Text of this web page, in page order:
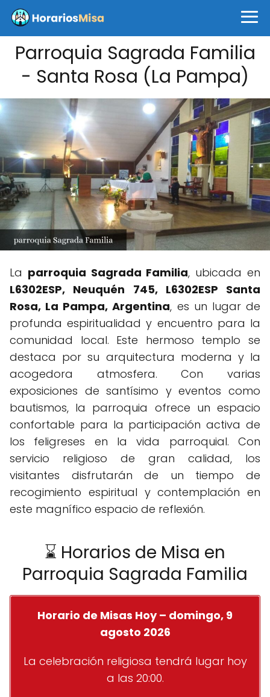
Parroquia Sagrada Familia
- Santa Rosa (La Pampa)
La parroquia Sagrada Familia, ubicada en
L6302ESP, Neuquén 745, L6302ESP Santa
Rosa, La Pampa, Argentina, es un lugar de
profunda espiritualidad y encuentro para la
comunidad local. Este hermoso templo se
destaca por su arquitectura moderna y la
acogedora atmosfera. Con varias
exposiciones de santísimo y eventos como
bautismos, la parroquia ofrece un espacio
confortable para la participación activa de
los feligreses en la vida parroquial. Con
servicio religioso de gran calidad, los
visitantes disfrutarán de un tiempo de
recogimiento espiritual y contemplación en
este magnífico espacio de reflexión.
⌛ Horarios de Misa en
Parroquia Sagrada Familia
Horario de Misas Hoy – domingo, 9
agosto 2026
La celebración religiosa tendrá lugar hoy
a las 20:00.